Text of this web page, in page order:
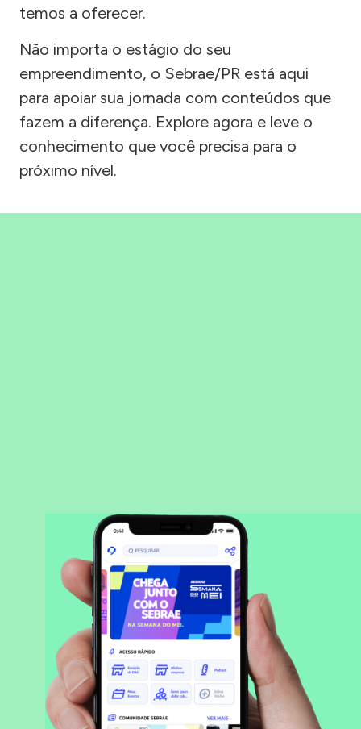
temos a oferecer.
Não importa o estágio do seu
empreendimento, o Sebrae/PR está aqui
para apoiar sua jornada com conteúdos que
fazem a diferença. Explore agora e leve o
conhecimento que você precisa para o
próximo nível.